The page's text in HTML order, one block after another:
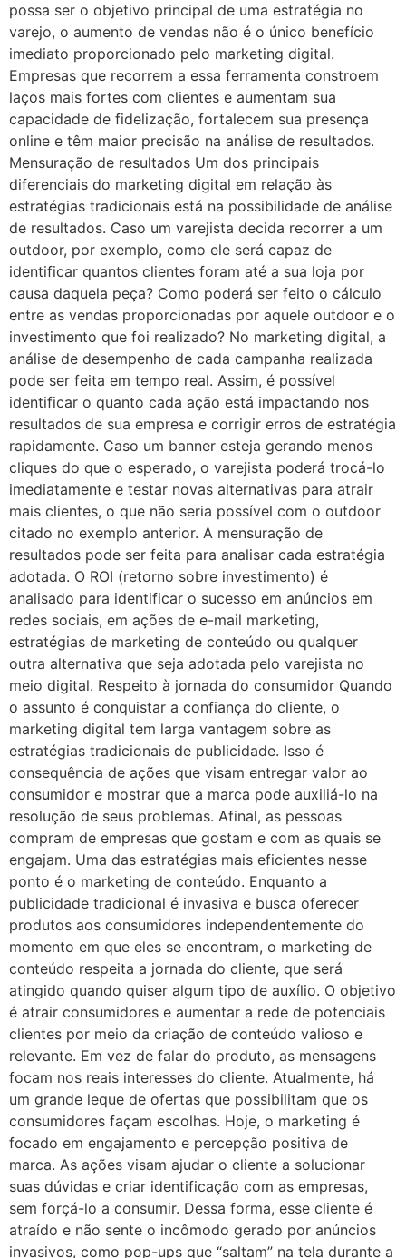
possa ser o objetivo principal de uma estratégia no
varejo, o aumento de vendas não é o único benefício
imediato proporcionado pelo marketing digital.
Empresas que recorrem a essa ferramenta constroem
laços mais fortes com clientes e aumentam sua
capacidade de fidelização, fortalecem sua presença
online e têm maior precisão na análise de resultados.
Mensuração de resultados Um dos principais
diferenciais do marketing digital em relação às
estratégias tradicionais está na possibilidade de análise
de resultados. Caso um varejista decida recorrer a um
outdoor, por exemplo, como ele será capaz de
identificar quantos clientes foram até a sua loja por
causa daquela peça? Como poderá ser feito o cálculo
entre as vendas proporcionadas por aquele outdoor e o
investimento que foi realizado? No marketing digital, a
análise de desempenho de cada campanha realizada
pode ser feita em tempo real. Assim, é possível
identificar o quanto cada ação está impactando nos
resultados de sua empresa e corrigir erros de estratégia
rapidamente. Caso um banner esteja gerando menos
cliques do que o esperado, o varejista poderá trocá-lo
imediatamente e testar novas alternativas para atrair
mais clientes, o que não seria possível com o outdoor
citado no exemplo anterior. A mensuração de
resultados pode ser feita para analisar cada estratégia
adotada. O ROI (retorno sobre investimento) é
analisado para identificar o sucesso em anúncios em
redes sociais, em ações de e-mail marketing,
estratégias de marketing de conteúdo ou qualquer
outra alternativa que seja adotada pelo varejista no
meio digital. Respeito à jornada do consumidor Quando
o assunto é conquistar a confiança do cliente, o
marketing digital tem larga vantagem sobre as
estratégias tradicionais de publicidade. Isso é
consequência de ações que visam entregar valor ao
consumidor e mostrar que a marca pode auxiliá-lo na
resolução de seus problemas. Afinal, as pessoas
compram de empresas que gostam e com as quais se
engajam. Uma das estratégias mais eficientes nesse
ponto é o marketing de conteúdo. Enquanto a
publicidade tradicional é invasiva e busca oferecer
produtos aos consumidores independentemente do
momento em que eles se encontram, o marketing de
conteúdo respeita a jornada do cliente, que será
atingido quando quiser algum tipo de auxílio. O objetivo
é atrair consumidores e aumentar a rede de potenciais
clientes por meio da criação de conteúdo valioso e
relevante. Em vez de falar do produto, as mensagens
focam nos reais interesses do cliente. Atualmente, há
um grande leque de ofertas que possibilitam que os
consumidores façam escolhas. Hoje, o marketing é
focado em engajamento e percepção positiva de
marca. As ações visam ajudar o cliente a solucionar
suas dúvidas e criar identificação com as empresas,
sem forçá-lo a consumir. Dessa forma, esse cliente é
atraído e não sente o incômodo gerado por anúncios
invasivos, como pop-ups que “saltam” na tela durante a